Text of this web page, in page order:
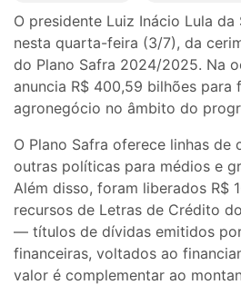
O presidente Luiz Inácio Lula
nesta quarta-feira (3/7), da
do Plano Safra 2024/2025. Na
anuncia R$ 400,59 bilhões para
agronegócio no âmbito do
O Plano Safra oferece linhas de
outras políticas para médios e
Além disso, foram liberados R$
recursos de Letras de Crédito
— títulos de dívidas emitidos
financeiras, voltados ao
valor é complementar ao